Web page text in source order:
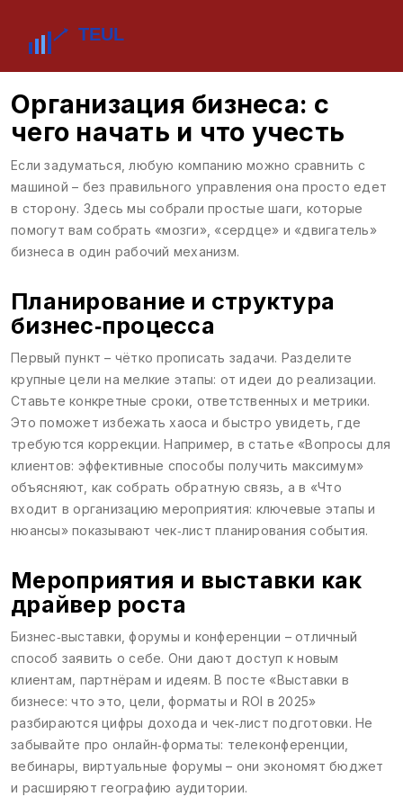
Организация бизнеса: с
чего начать и что учесть
Если задуматься, любую компанию можно сравнить с
машиной – без правильного управления она просто едет
в сторону. Здесь мы собрали простые шаги, которые
помогут вам собрать «мозги», «сердце» и «двигатель»
бизнеса в один рабочий механизм.
Планирование и структура
бизнес‑процесса
Первый пункт – чётко прописать задачи. Разделите
крупные цели на мелкие этапы: от идеи до реализации.
Ставьте конкретные сроки, ответственных и метрики.
Это поможет избежать хаоса и быстро увидеть, где
требуются коррекции. Например, в статье «Вопросы для
клиентов: эффективные способы получить максимум»
объясняют, как собрать обратную связь, а в «Что
входит в организацию мероприятия: ключевые этапы и
нюансы» показывают чек‑лист планирования события.
Мероприятия и выставки как
драйвер роста
Бизнес‑выставки, форумы и конференции – отличный
способ заявить о себе. Они дают доступ к новым
клиентам, партнёрам и идеям. В посте «Выставки в
бизнесе: что это, цели, форматы и ROI в 2025»
разбираются цифры дохода и чек‑лист подготовки. Не
забывайте про онлайн‑форматы: телеконференции,
вебинары, виртуальные форумы – они экономят бюджет
и расширяют географию аудитории.